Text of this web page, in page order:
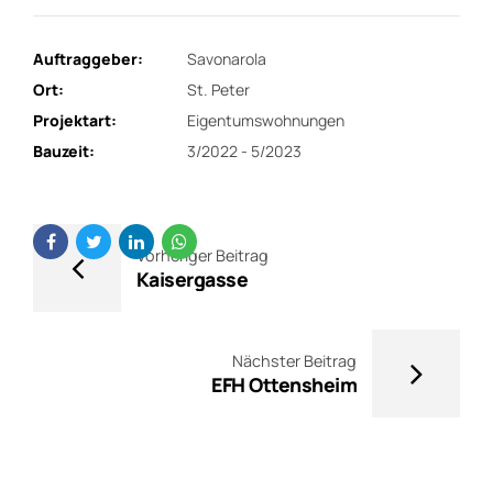
Auftraggeber:
Savonarola
Ort:
St. Peter
Projektart:
Eigentumswohnungen
Bauzeit:
3/2022 - 5/2023
Vorheriger Beitrag
Kaisergasse
Nächster Beitrag
EFH Ottensheim